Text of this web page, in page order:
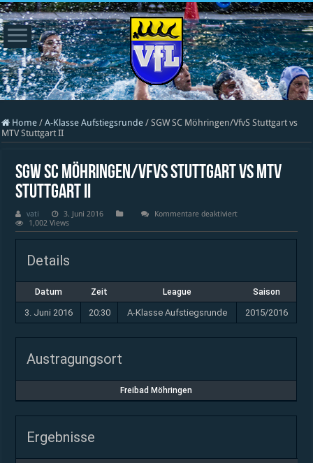
Home / A-Klasse Aufstiegsrunde / SGW SC Möhringen/VfvS Stuttgart vs
MTV Stuttgart II
SGW SC Möhringen/VfvS Stuttgart vs MTV
Stuttgart II
vati 3. Juni 2016 Kommentare deaktiviertfür
SC
Möhringen/VfvS
1,002 Views
Details
Datum Zeit League Saison
3. Juni 2016 20:30 A-Klasse Aufstiegsrunde 2015/2016
Austragungsort
Freibad Möhringen
Ergebnisse